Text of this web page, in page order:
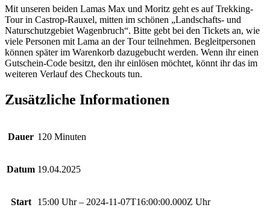
Mit unseren beiden Lamas Max und Moritz geht es auf Trekking-
Tour in Castrop-Rauxel, mitten im schönen „Landschafts- und
Naturschutzgebiet Wagenbruch“. Bitte gebt bei den Tickets an, wie
viele Personen mit Lama an der Tour teilnehmen. Begleitpersonen
können später im Warenkorb dazugebucht werden. Wenn ihr einen
Gutschein-Code besitzt, den ihr einlösen möchtet, könnt ihr das im
weiteren Verlauf des Checkouts tun.
Zusätzliche Informationen
Dauer 120 Minuten
Datum 19.04.2025
Start 15:00 Uhr – 2024-11-07T16:00:00.000Z Uhr